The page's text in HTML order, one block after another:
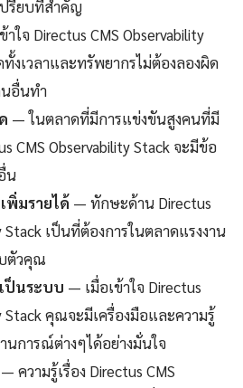
รียบที่สำคัญ
าใจ Directus CMS Observability
งเวลาและทรัพยากรไม่ต้องลองผิด
นอื่นทำ
— ในตลาดที่มีการแข่งขันสูงคนที่มี
CMS Observability Stack จะมีข้อ
น
มรายได้ — ทักษะด้าน Directus
Stack เป็นที่ต้องการในตลาดแรงงาน
ตัวคุณ
ป็นระบบ — เมื่อเข้าใจ Directus
Stack คุณจะมีเครื่องมือและความรู้
นการณ์ต่างๆได้อย่างมั่นใจ
— ความรู้เรื่อง Directus CMS